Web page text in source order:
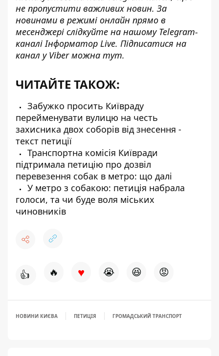
не пропустити важливих новин. За
новинами в режимі онлайн прямо в
месенджері слідкуйте на нашому Telegram-
каналіІнформатор Live. Підписатися на
канал у Viber можна тут.
ЧИТАЙТЕ ТАКОЖ:
Забужко просить Київраду
перейменувати вулицю на честь
захисника двох соборів від знесення -
текст петиції
Транспортна комісія Київради
підтримала петицію про дозвіл
перевезення собак в метро: що далі
У метро з собакою: петиція набрала
голоси, та чи буде воля міських
чиновників
👍 🔥 ♥ 😭 😆 😡
НОВИНИ КИЄВА ПЕТИЦІЯ ГРОМАДСЬКИЙ ТРАНСПОРТ